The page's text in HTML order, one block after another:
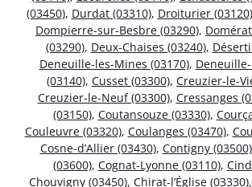
(03450), Durdat (03310), Droiturier (03120)
Dompierre-sur-Besbre (03290),
(03290), Deux-Chaises (03240),
Deneuille-les-Mines (03170),
(03140), Cusset (03300), Creuzier-le-
Creuzier-le-Neuf (03300), Cressanges
(03150), Coutansouze (03330),
Couleuvre (03320), Coulanges (03470),
Cosne-d’Allier (03430), Contigny (03500)
(03600), Cognat-Lyonne (03110),
Chouvigny (03450), Chirat-l’Église (03330),